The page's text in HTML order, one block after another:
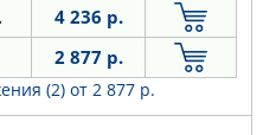
4 236 р.
2 877 р.
(2) от 2 877 р.